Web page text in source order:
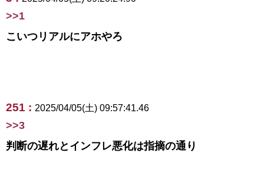
>>1
こいつリアルにアホやろ
251 : 2025/04/05(土) 09:57:41.46
>>3
判断の遅れとインフレ悪化は指摘の通り